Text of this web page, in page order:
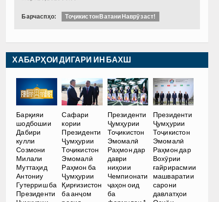
Барчаспҳо: Тоҷикистон Ватани Наврӯз аст!
ХАБАРҲОИ ДИГАРИ ИН БАХШ
Барқияи
шодбошии
Дабири
кулли
Созмони
Милали
Муттаҳид
Антониу
Гутерриш ба
Президенти
Сафари
кории
Президенти
Ҷумҳурии
Тоҷикистон
Эмомалӣ
Раҳмон ба
Ҷумҳурии
Қирғизистон
ба анҷом
Президенти
Ҷумҳурии
Тоҷикистон
Эмомалӣ
Раҳмон дар
даври
ниҳоии
Чемпионати
ҷаҳон оид
ба
Президенти
Ҷумҳурии
Тоҷикистон
Эмомалӣ
Раҳмон дар
Вохӯрии
ғайрирасмии
машваратии
сарони
давлатҳои